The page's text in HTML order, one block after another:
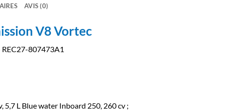
AVIS (0)
V8 Vortec
REC27-807473A1
5,7 L Blue water Inboard 250, 260 cv ;